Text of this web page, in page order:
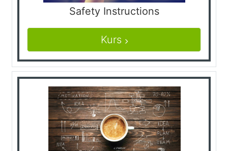
Safety Instructions
Kurs